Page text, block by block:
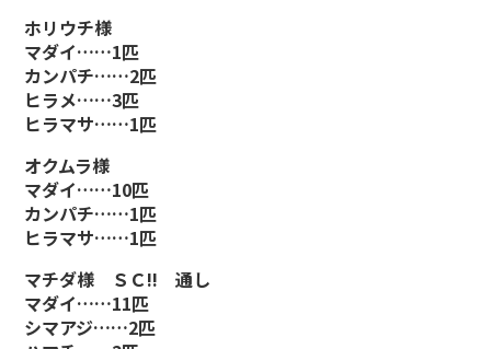
ホリウチ様
マダイ……1匹
カンパチ……2匹
ヒラメ……3匹
ヒラマサ……1匹
オクムラ様
マダイ……10匹
カンパチ……1匹
ヒラマサ……1匹
マチダ様 ＳＣ!! 通し
マダイ……11匹
シマアジ……2匹